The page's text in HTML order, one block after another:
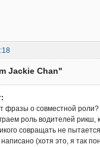
Jackie Chan"
фразы о совместной роли?
роль водителей рикш,
совращать не
(хотя это, я так